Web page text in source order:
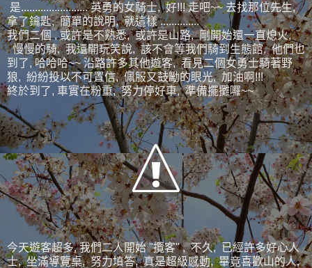
是........................ 英勇的女騎士, 好!!! 走吧~~ 去找那位先生,
拿了鑰匙, 簡單的說明, 就這樣 ..............
我們二個 , 或許是不熟悉, 或許是山路, 剛開始還一直熄火,
慢慢的騎, 我還開玩笑說, 該不會等我們騎到生態館, 他們也
到了, 哈哈哈~~ 沿路許多其他遊客, 看見二個女勇士騎著野
狼, 紛紛投以不可置信, 佩服又鼓勵的眼光, 加油啊!!!
終於到了, 車實在粉重, 努力停好車, 準備擺攤囉~~
今天遊客超多, 我們二人開始 "攬客" , 不久, 已經許多好心人
士, 坐滿導覽桌, 努力填答, 真是超級感動, 畢竟喜歡山的人,